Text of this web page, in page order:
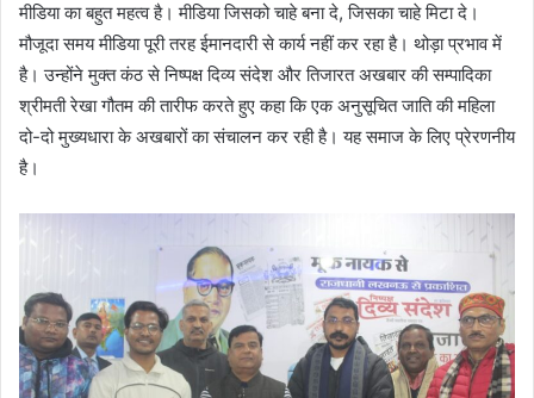
मीडिया का बहुत महत्व है। मीडिया जिसको चाहे बना दे, जिसका चाहे मिटा दे।
मौजूदा समय मीडिया पूरी तरह ईमानदारी से कार्य नहीं कर रहा है। थोड़ा प्रभाव में
है। उन्होंने मुक्त कंठ से निष्पक्ष दिव्य संदेश और तिजारत अखबार की सम्पादिका
श्रीमती रेखा गौतम की तारीफ करते हुए कहा कि एक अनुसूचित जाति की महिला
दो-दो मुख्यधारा के अखबारों का संचालन कर रही है। यह समाज के लिए प्रेरणनीय
है।